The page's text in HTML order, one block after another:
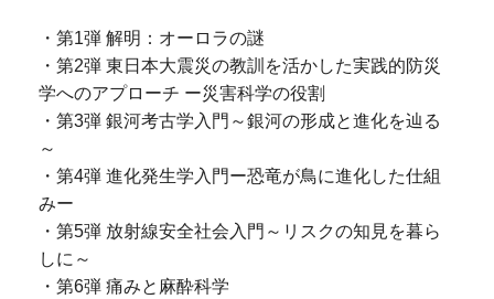
・第1弾 解明：オーロラの謎
・第2弾 東日本大震災の教訓を活かした実践的防災
学へのアプローチ ー災害科学の役割
・第3弾 銀河考古学入門～銀河の形成と進化を辿る
～
・第4弾 進化発生学入門ー恐竜が鳥に進化した仕組
みー
・第5弾 放射線安全社会入門～リスクの知見を暮ら
しに～
・第6弾 痛みと麻酔科学